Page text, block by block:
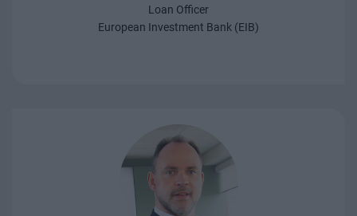
Loan Officer
European Investment Bank (EIB)